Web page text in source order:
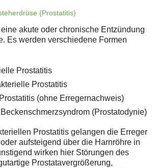
(Prostatitis)
akute oder chronische Entzündung
Es werden verschiedene Formen
Prostatitis
Prostatitis
(ohne Erregernachweis)
(Prostatodynie)
Prostatitis gelangen die Erreger
aufsteigend über die Harnröhre in
wirken hier Störungen des
Prostatavergrößerung,